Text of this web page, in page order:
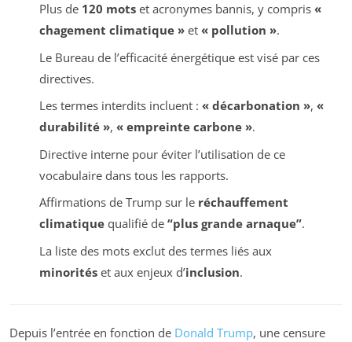
Plus de 120 motset acronymes bannis, y compris «
chagement climatique »et « pollution ».
Le Bureau de l’efficacité énergétique est visé par ces
directives.
Les termes interdits incluent : « décarbonation », «
durabilité », « empreinte carbone ».
Directive interne pour éviter l’utilisation de ce
vocabulaire dans tous les rapports.
Affirmations de Trump sur le réchauffement
climatiquequalifié de “plus grande arnaque”.
La liste des mots exclut des termes liés aux
minoritéset aux enjeux d’inclusion.
Depuis l’entrée en fonction de Donald Trump, une censure